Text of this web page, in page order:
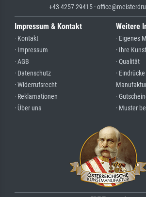
+43 4257 29415 ·
Impressum & Kontakt
· Kontakt
· Impressum
· AGB
· Datenschutz
· Widerrufsrecht
· Reklamationen
· Über uns
Weitere
· Eigenes
· Ihre
· Qualität
·
·
· Muster